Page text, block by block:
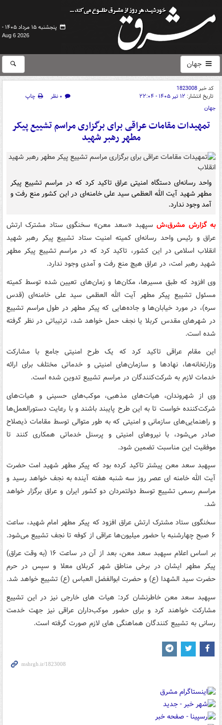
پنجشنبه ۱۵ مرداد ۱۴۰۵ -
Aug 6 2026
جهان
کد خبر1823008
تاریخ انتشار: ۱۲ تیر ۱۴۰۵ - ۲۲:۰۴ ۰ نظر
چاپ
جهان
تمهیدات مقامات عراقی برای برگزاری مراسم تشییع پیکر
مطهر رهبر شهید
واحد رسانه‌ای دستگاه امنیتی عراق تاکید کرد که در مراسم تشییع پیکر
مطهر شهید آیت الله العظمی سید علی خامنه‌ای در این کشور منع رفت و
آمد وجود ندارد.
به گزارش مشرق،شسپهبد «سعد معن» سخنگوی ستاد مشترک ارتش
عراق و رئیس واحد رسانه‌ای کمیته امنیت ستاد تشییع پیکر رهبر شهید
انقلاب اسلامی در این کشور، تاکید کرد که در مراسم تشییع پیکر مطهر
شهید رهبر امت، در عراق هیچ منع رفت و آمدی وجود ندارد.
وی افزود که طبق مسیرها، مکان‌ها و زمان‌های تعیین شده توسط کمیته
مسئول تشییع پیکر مطهر آیت الله العظمی سید علی خامنه‌ای (قدس
سره)، در مورد خیابان‌ها و جاده‌هایی که پیکر مطهر در طول مراسم تشییع
در شهرهای مقدس کربلا یا نجف حمل خواهد شد، ترتیباتی در نظر گرفته
شده است.
این مقام عراقی تاکید کرد که یک طرح امنیتی جامع با مشارکت
وزارتخانه‌ها، نهادها و سازمان‌های امنیتی و خدماتی مختلف برای ارائه
خدمات لازم به شرکت‌کنندگان در مراسم تشییع تدوین شده است.
وی از شهروندان، هیات‌های مذهبی، موکب‌های حسینی و هیات‌های
شرکت‌کننده خواست تا به این طرح پایبند باشند و با رعایت دستورالعمل‌ها
و راهنمایی‌های سازمانی و امنیتی که به طور متوالی توسط مقامات ذیصلاح
صادر می‌شود، با نیروهای امنیتی و پرسنل خدماتی همکاری کنند تا
موفقیت این مناسبت تضمین شود.
سپهبد سعد معن پیشتر تاکید کرده بود که پیکر مطهر شهید امت حضرت
آیت الله خامنه ای عصر روز سه شنبه هفته آینده به نجف خواهد رسید و
مراسم رسمی تشییع توسط دولتمردان دو کشور ایران و عراق برگزار خواهد
شد.
سخنگوی ستاد مشترک ارتش عراق افزود که پیکر مطهر امام شهید، ساعت
۶ صبح چهارشنبه با حضور میلیون‌ها عراقی از کوفه تا نجف تشییع می‌شود.
بر اساس اعلام سپهبد سعد معن، بعد از آن در ساعت ۱۶ (به وقت عراق)
پیکر مطهر ایشان در برخی مناطق شهر کربلای معلا و سپس در حرم
حضرت سید الشهدا (ع) و حضرت ابوالفضل العباس (ع) تشییع خواهد شد.
سپهبد سعد معن خاطرنشان کرد: هیات های خارجی نیز در این تشییع
مشارکت خواهند کرد و برای حضور موکب‌داران عراقی نیز جهت خدمت
رسانی به تشییع کنندگان هماهنگی های لازم صورت گرفته است.